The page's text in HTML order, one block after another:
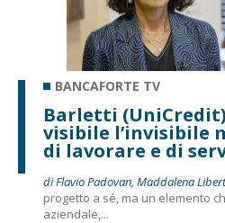
BANCAFORTE TV
Barletti
visibile l’invisibile
di lavorare e di
di Flavio Padovan, Maddalena
progetto a sé, ma un elemento
aziendale,...